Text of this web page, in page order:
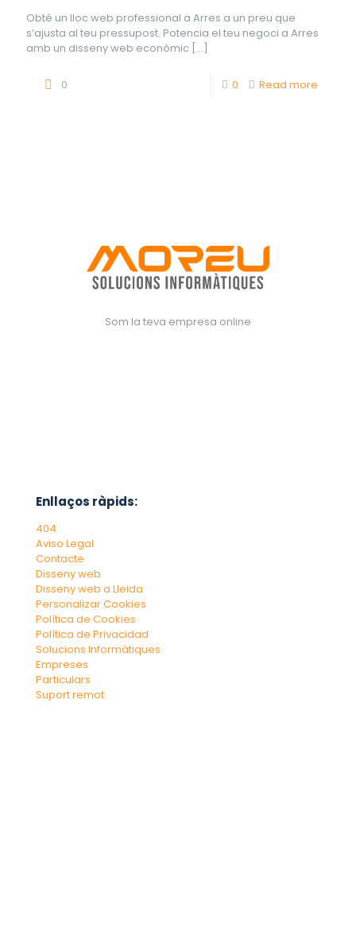
Obté un lloc web professional a Arres a un preu que
s’ajusta al teu pressupost. Potencia el teu negoci a Arres
amb un disseny web econòmic […]
0 0 Read more
Som la teva empresa online
Enllaços ràpids:
404
Aviso Legal
Contacte
Disseny web
Disseny web a Lleida
Personalizar Cookies
Política de Cookies
Política de Privacidad
Solucions Informàtiques
Empreses
Particulars
Suport remot